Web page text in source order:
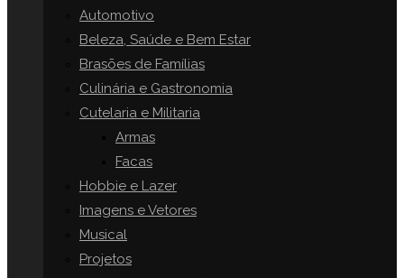
Automotivo
Beleza, Saúde e Bem Estar
Brasões de Famílias
Culinária e Gastronomia
Cutelaria e Militaria
Armas
Facas
Hobbie e Lazer
Imagens e Vetores
Musical
Projetos